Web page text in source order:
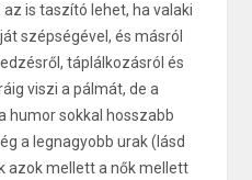
is taszító lehet, ha valaki
szépségével, és másról
táplálkozásról és
viszi a pálmát, de a
humor sokkal hosszabb
a legnagyobb urak (lásd
azok mellett a nők mellett